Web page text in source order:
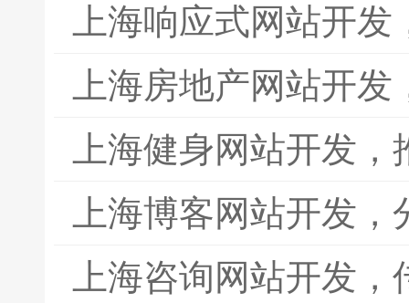
上海响应式网站开
上海房地产网站开
上海健身网站开发
上海博客网站开发
上海咨询网站开发